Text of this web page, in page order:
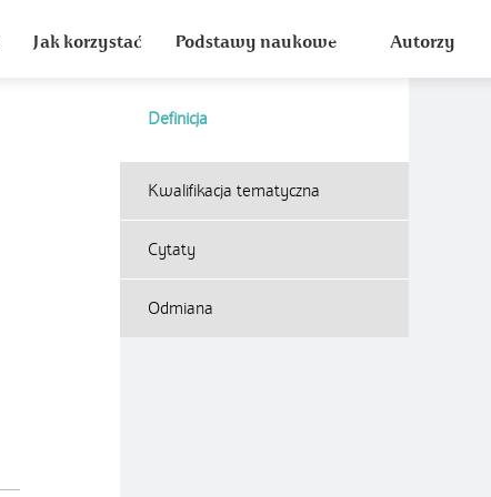
Jak korzystać Podstawy naukowe Autorzy
Definicja
Kwalifikacja tematyczna
Cytaty
Odmiana